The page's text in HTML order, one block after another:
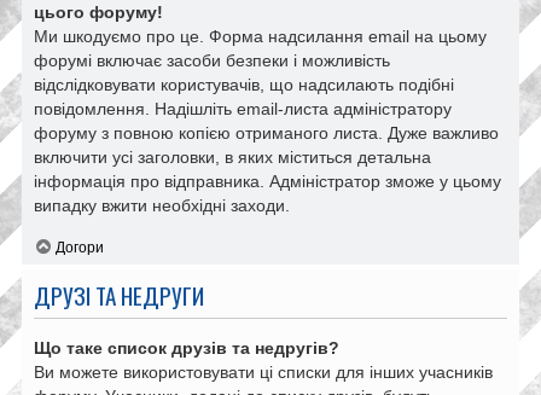
цього форуму!
Ми шкодуємо про це. Форма надсилання email на цьому
форумі включає засоби безпеки і можливість
відслідковувати користувачів, що надсилають подібні
повідомлення. Надішліть email-листа адміністратору
форуму з повною копією отриманого листа. Дуже важливо
включити усі заголовки, в яких міститься детальна
інформація про відправника. Адміністратор зможе у цьому
випадку вжити необхідні заходи.
Догори
ДРУЗІ ТА НЕДРУГИ
Що таке список друзів та недругів?
Ви можете використовувати ці списки для інших учасників